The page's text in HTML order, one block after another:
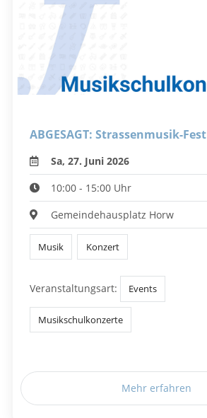
ABGESAGT: Strassenmusik-Fest
Sa, 27. Juni 2026
10:00 - 15:00 Uhr
Gemeindehausplatz Horw
Musik Konzert
Veranstaltungsart: Events
Musikschulkonzerte
Mehr erfahren